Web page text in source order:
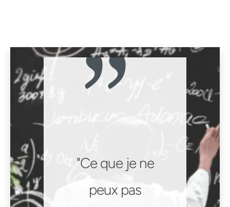
Ce que je ne
peux pas